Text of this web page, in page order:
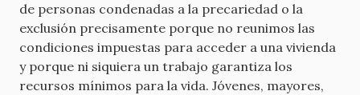
de personas condenadas a la precariedad o la
exclusión precisamente porque no reunimos las
condiciones impuestas para acceder a una vivienda
y porque ni siquiera un trabajo garantiza los
recursos mínimos para la vida. Jóvenes, mayores,